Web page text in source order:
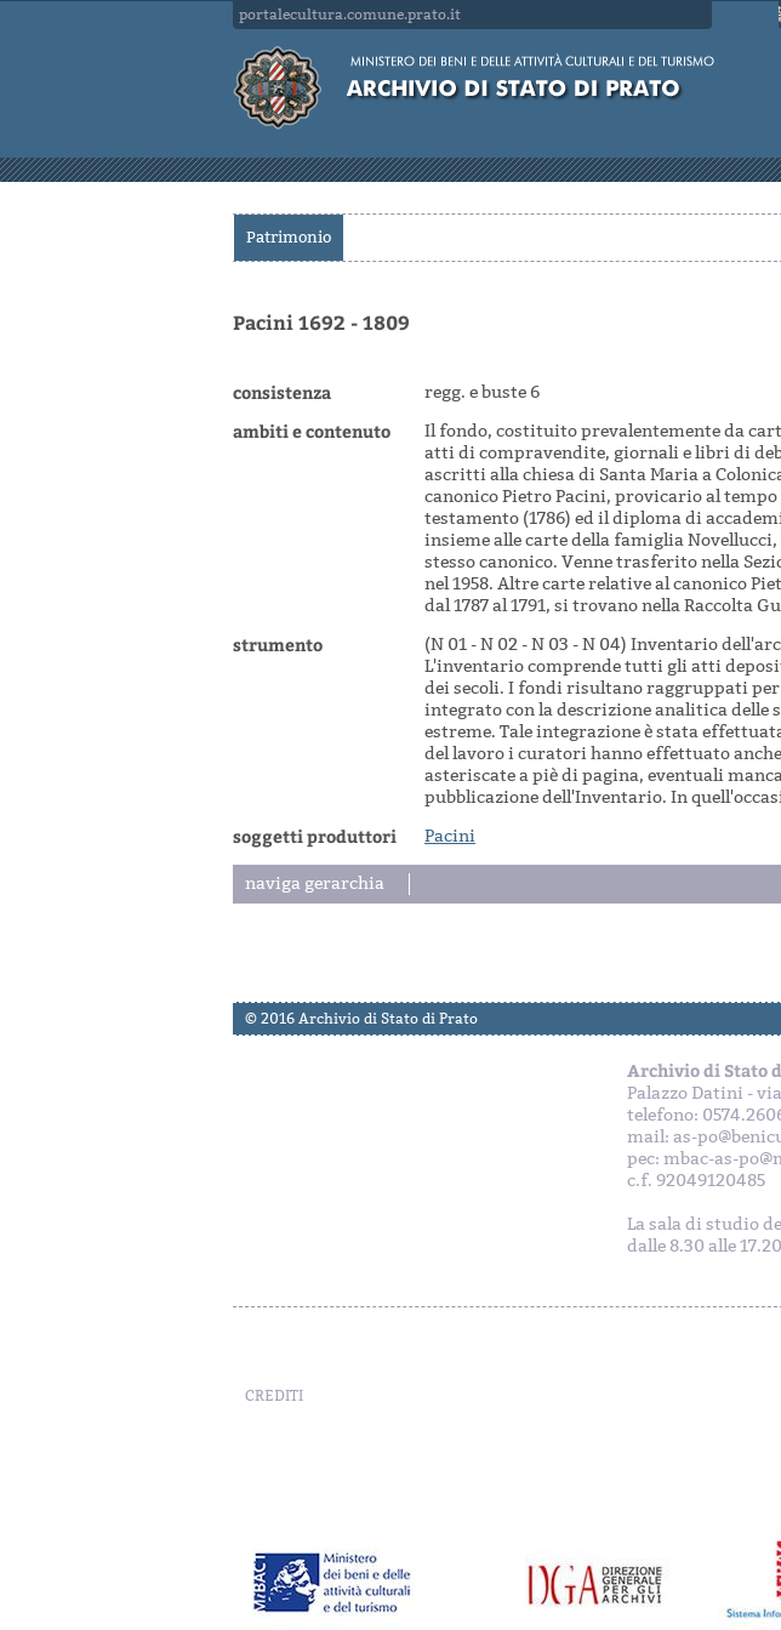
portalecultura.comune.prato.it
Patrimonio
Pacini 1692 - 1809
consistenza regg. e buste 6
ambiti e contenuto
Il fondo, costituito prevalentemente da
atti di compravendite, giornali e libri di
ascritti alla chiesa di Santa Maria a
canonico Pietro Pacini, provicario al tempo
testamento (1786) ed il diploma di
insieme alle carte della famiglia
stesso canonico. Venne trasferito nella
nel 1958. Altre carte relative al canonico
dal 1787 al 1791, si trovano nella Raccolta
strumento
(N 01 - N 02 - N 03 - N 04) Inventario
L'inventario comprende tutti gli atti
dei secoli. I fondi risultano raggruppati
integrato con la descrizione analitica delle
estreme. Tale integrazione è stata
del lavoro i curatori hanno effettuato
asteriscate a piè di pagina, eventuali
pubblicazione dell'Inventario. In
soggetti produttori Pacini
naviga gerarchia
© 2016 Archivio di Stato di Prato
Archivio di Stato
Palazzo Datini -
telefono:
mail: as-
pec: mbac-as-
c.f. 92049120485
La sala di studio
dalle 8.30 alle
CREDITI